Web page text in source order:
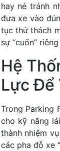
hay né tránh
đưa xe vào
tục thử thách
sự “cuốn”
Hệ
Lực Để
Trong Parking
cho kỹ năng
thành nhiệm
các pha đỗ xe